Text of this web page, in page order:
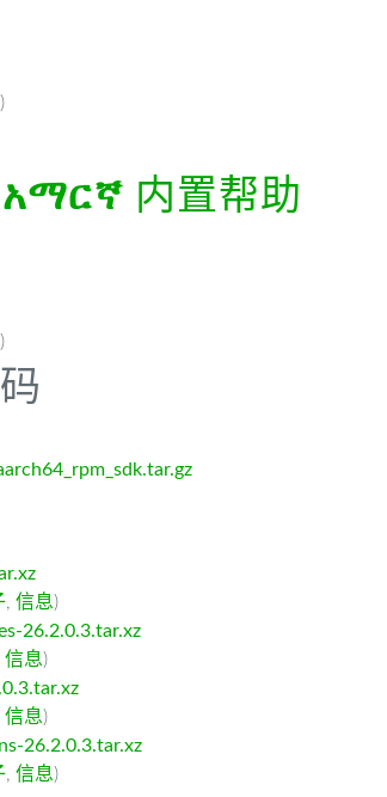
)
አማርኛ 内置帮助
)
, 信息)
26.2.0.3.tar.xz
信息)
信息)
26.2.0.3.tar.xz
, 信息)